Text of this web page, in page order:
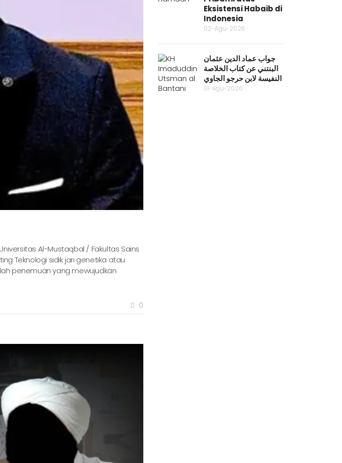
Al-Mustaqbal / Fakultas Sains
Teknologi sidik jari genetika atau
penemuan yang mewujudkan
0
Eksistensi Habaib di
Indonesia
02-Agu-2026
جواب عماد الدين عثمان
البنتني عن كتاب الخلاصة
النفيسة لابن حرجو الجاوي
01-Agu-2026